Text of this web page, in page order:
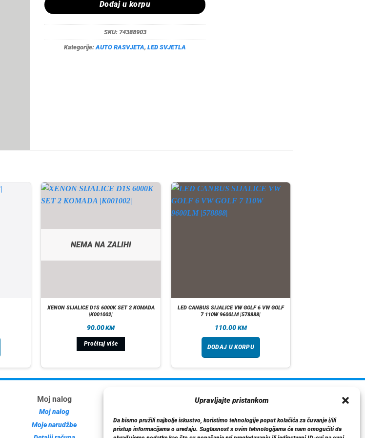
Upravljajte pristankom
Da bismo pružili najbolje iskustvo, koristimo tehnologije poput kolačića za čuvanje i/ili
pristup informacijama o uređaju. Suglasnost s ovim tehnologijama će nam omogućiti da
Dodaj u korpu
SKU: 74388903
Kategorije: AUTO RASVJETA, LED SVJETLA
NEMA NA ZALIHI
XENON SIJALICE D1S 6000K SET 2 KOMADA
|K001002|
90.00KM
Pročitaj više
LED CANBUS SIJALICE VW GOLF 6 VW GOLF
7 110W 9600LM |578888|
110.00 KM
DODAJ U KORPU
Moj nalog
Moj nalog
Moje narudžbe
Dostava